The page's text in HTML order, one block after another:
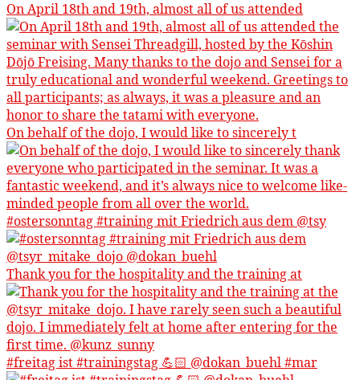
On April 18th and 19th, almost all of us attended
On behalf of the dojo, I would like to sincerely t
#ostersonntag #training mit Friedrich aus dem @tsy
Thank you for the hospitality and the training at
#freitag ist #trainingstag 💪🏻 @dokan_buehl #mar